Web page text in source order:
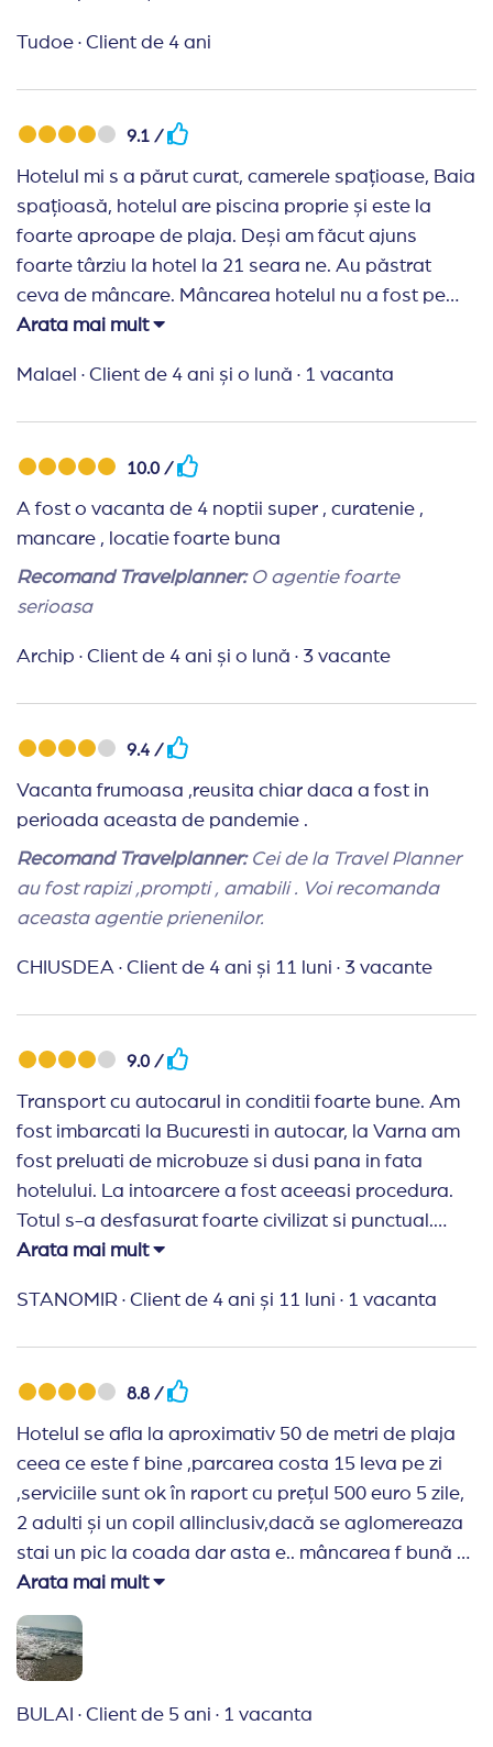
Tudoe · Client de 4 ani
9.1 /
Hotelul mi s a părut curat, camerele spațioase, Baia
spațioasă, hotelul are piscina proprie și este la
foarte aproape de plaja. Deși am făcut ajuns
foarte târziu la hotel la 21 seara ne. Au păstrat
ceva de mâncare. Mâncarea hotelul nu a fost pe
placul nostru dar am apreciat gestul.
Recomand Travelplanner:
necesare. Și datorita mesajulor primite pe telefon
cu numerele de urgenta, de drum bun am simțit ca
au grija de noi. Preturi foarte bune.
Arata mai mult
Malael · Client de 4 ani și o lună · 1 vacanta
10.0 /
A fost o vacanta de 4 noptii super , curatenie ,
mancare , locatie foarte buna
Recomand Travelplanner:O agentie foarte
serioasa
Archip · Client de 4 ani și o lună · 3 vacante
9.4 /
Vacanta frumoasa ,reusita chiar daca a fost in
perioada aceasta de pandemie .
Recomand Travelplanner:Cei de la Travel Planner
au fost rapizi ,prompti , amabili . Voi recomanda
aceasta agentie prienenilor.
CHIUSDEA · Client de 4 ani și 11 luni · 3 vacante
9.0 /
Transport cu autocarul in conditii foarte bune. Am
fost imbarcati la Bucuresti in autocar, la Varna am
fost preluati de microbuze si dusi pana in fata
hotelului. La intoarcere a fost aceeasi procedura.
Totul s-a desfasurat foarte civilizat si punctual.
Hotelul este situat foarte bine, peste drum de plaja.
repartizat camera si ni s-au dat bratarile pentru all-
climatizare. Mancarea foarte buna, suficienta, dar
nu prea variata. Accesul la piscina hotelului este
gratuita. Mai este o piscina pe acoperis, dar acolo
costa 10 leva de persoana pe zi. Plaja buna, apa
foarte curata. Vreme foarte buna. Lume multa, mai
ales din Romania. In concluzie un sejur foarte reusit.
Multumim Travel Planner!
Recomand Travelplanner:
Recomand aceasta agentie. Multumim Travel
Planner!
Arata mai mult
STANOMIR · Client de 4 ani și 11 luni · 1 vacanta
8.8 /
Hotelul se afla la aproximativ 50 de metri de plaja
ceea ce este f bine ,parcarea costa 15 leva pe zi
,serviciile sunt ok în raport cu prețul 500 euro 5 zile,
2 adulti și un copil allinclusiv,dacă se aglomereaza
stai un pic la coada dar asta e.. mâncarea f bună și
diversificată, bautura în schimb nu mi a plăcut
berea și sucurile ,cafeaua cam diluate , sezlongurile
pe plaja sunt private și costa 11 leva pe zi, dar poți
opta pentru piscina hotelului care este gratis și ai
Arata mai mult
BULAI · Client de 5 ani · 1 vacanta